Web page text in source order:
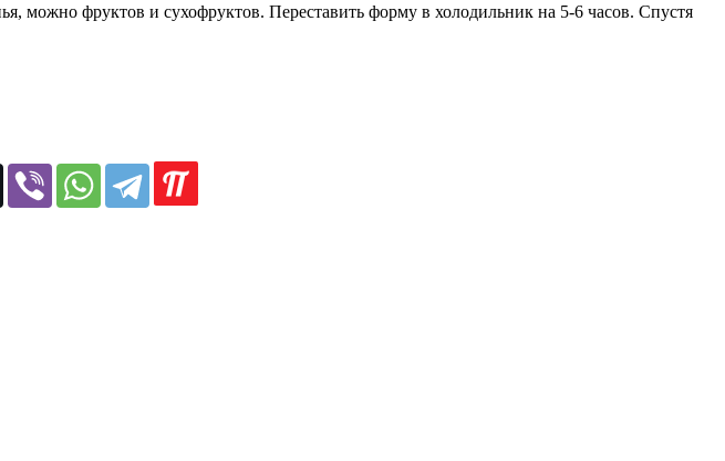
можно фруктов и сухофруктов. Переставить форму в холодильник на 5-6 часов. Спустя